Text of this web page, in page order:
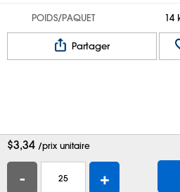
POIDS/PAQUET 14
Partager
$3,34 /prix unitaire
- +